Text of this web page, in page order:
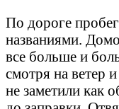
По дороге
названиями.
все больше и
смотря на ветер
не заметили как